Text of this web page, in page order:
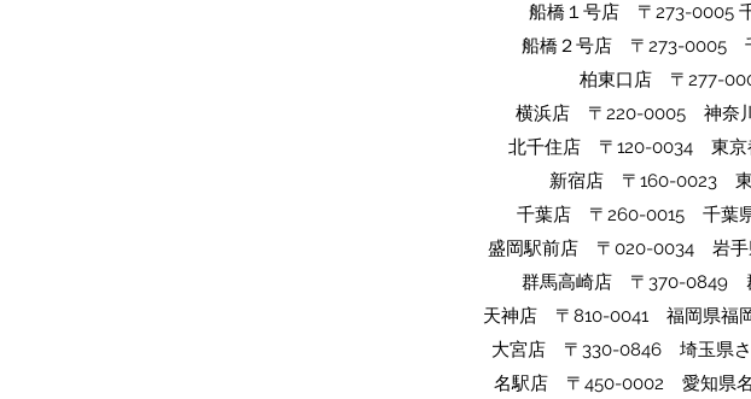
船橋１号店 〒273-0005
船橋２号店 〒273-0005​
柏東口店 〒277-
横浜店 〒220-0005 神奈
北千住店 〒120-0034 東京
新宿店 〒160-0023 東
千葉店 〒260-0015 千葉
盛岡駅前店 〒020-0034 岩手
群馬高崎店 〒370-0849
天神店 〒810-0041 福岡県福岡
大宮店 〒330-0846 埼玉県さ
名駅店 〒450-0002 愛知県名